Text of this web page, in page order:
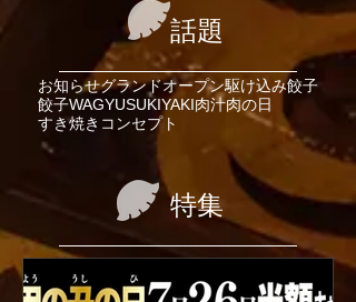
話題
お知らせグランドオープン駆け込み餃子
餃子WAGYUSUKIYAKI肉汁肉の日
すき焼き コンセプト
特集